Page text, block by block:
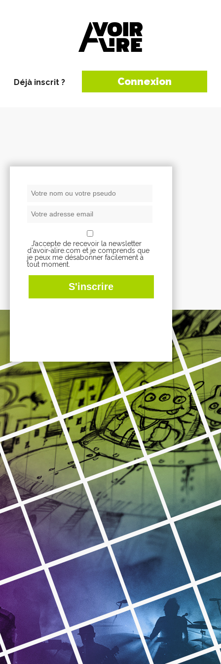
Déjà inscrit ? Connexion
J’accepte de recevoir la newsletter
d'avoir-alire.com et je comprends que
je peux me désabonner facilement à
tout moment.